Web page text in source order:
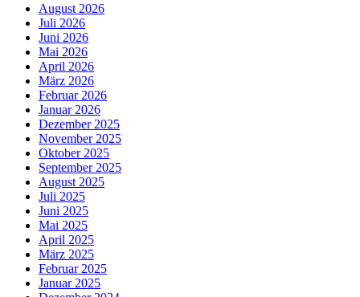
August 2026
Juli 2026
Juni 2026
Mai 2026
April 2026
März 2026
Februar 2026
Januar 2026
Dezember 2025
November 2025
Oktober 2025
September 2025
August 2025
Juli 2025
Juni 2025
Mai 2025
April 2025
März 2025
Februar 2025
Januar 2025